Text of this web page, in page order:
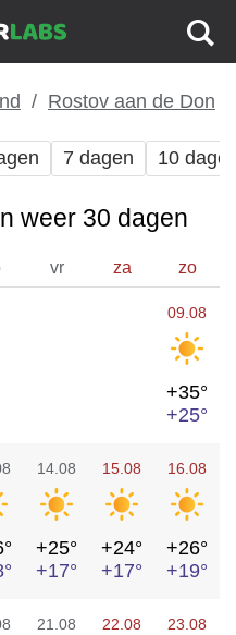
Rostov aan de Don
7 dagen 10
weer 30 dagen
vr za zo
09.08
+35°
+25°
14.08
+25°
+17°
15.08
+24°
+17°
16.08
+26°
+19°
21.08 22.08 23.08